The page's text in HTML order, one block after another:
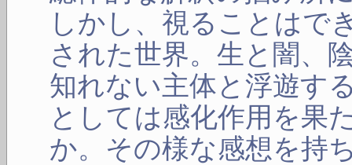
しかし、視ることはで
された世界。生と闇、
知れない主体と浮遊す
としては感化作用を果
か。その様な感想を持